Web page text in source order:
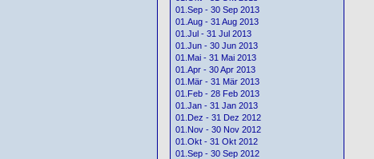
01.Sep - 30 Sep 2013
01.Aug - 31 Aug 2013
01.Jul - 31 Jul 2013
01.Jun - 30 Jun 2013
01.Mai - 31 Mai 2013
01.Apr - 30 Apr 2013
01.Mär - 31 Mär 2013
01.Feb - 28 Feb 2013
01.Jan - 31 Jan 2013
01.Dez - 31 Dez 2012
01.Nov - 30 Nov 2012
01.Okt - 31 Okt 2012
01.Sep - 30 Sep 2012